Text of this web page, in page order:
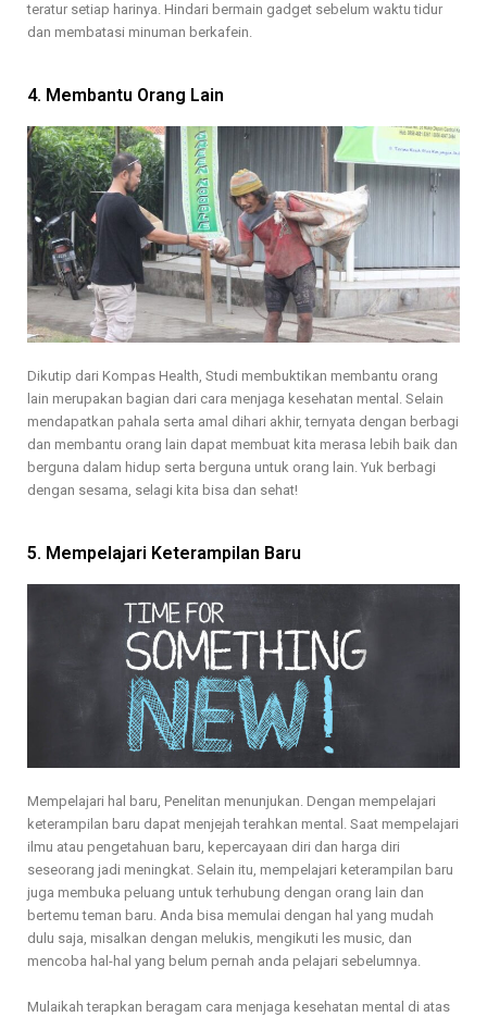
teratur setiap harinya. Hindari bermain gadget sebelum waktu tidur
dan membatasi minuman berkafein.
4. Membantu Orang Lain
Dikutip dari Kompas Health, Studi membuktikan membantu orang
lain merupakan bagian dari cara menjaga kesehatan mental. Selain
mendapatkan pahala serta amal dihari akhir, ternyata dengan berbagi
dan membantu orang lain dapat membuat kita merasa lebih baik dan
berguna dalam hidup serta berguna untuk orang lain. Yuk berbagi
dengan sesama, selagi kita bisa dan sehat!
5. Mempelajari Keterampilan Baru
Mempelajari hal baru, Penelitan menunjukan. Dengan mempelajari
keterampilan baru dapat menjejah terahkan mental. Saat mempelajari
ilmu atau pengetahuan baru, kepercayaan diri dan harga diri
seseorang jadi meningkat. Selain itu, mempelajari keterampilan baru
juga membuka peluang untuk terhubung dengan orang lain dan
bertemu teman baru. Anda bisa memulai dengan hal yang mudah
dulu saja, misalkan dengan melukis, mengikuti les music, dan
mencoba hal-hal yang belum pernah anda pelajari sebelumnya.
Mulaikah terapkan beragam cara menjaga kesehatan mental di atas